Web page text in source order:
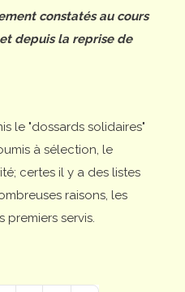
constatés au cours
depuis la reprise de
le "dossards solidaires"
à sélection, le
certes il y a des listes
raisons, les
premiers servis.